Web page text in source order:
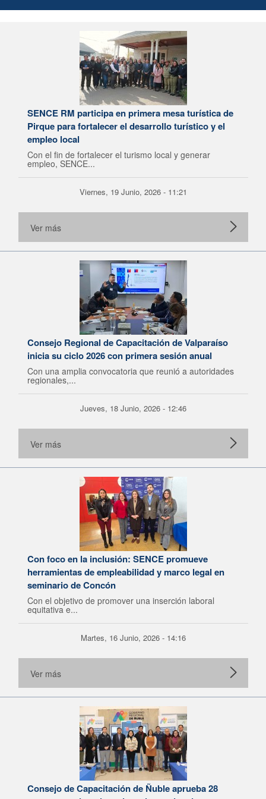
SENCE RM participa en primera mesa turística de
Pirque para fortalecer el desarrollo turístico y el
empleo local
Con el fin de fortalecer el turismo local y generar
empleo, SENCE...
Viernes, 19 Junio, 2026 - 11:21
Ver más
Consejo Regional de Capacitación de Valparaíso
inicia su ciclo 2026 con primera sesión anual
Con una amplia convocatoria que reunió a autoridades
regionales,...
Jueves, 18 Junio, 2026 - 12:46
Ver más
Con foco en la inclusión: SENCE promueve
herramientas de empleabilidad y marco legal en
seminario de Concón
Con el objetivo de promover una inserción laboral
equitativa e...
Martes, 16 Junio, 2026 - 14:16
Ver más
Consejo de Capacitación de Ñuble aprueba 28